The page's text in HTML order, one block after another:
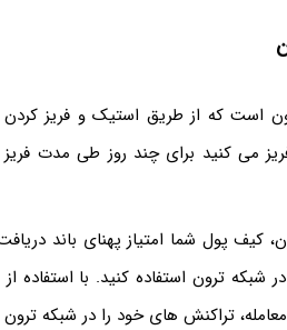
می کنید برای چند روز طی مدت
کیف پول شما امتیاز پهنای باند
تراکنش های خود را در شبکه